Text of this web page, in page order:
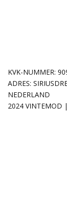
KVK-NUMMER:
ADRES:
NEDERLAND
2024 VINTEMOD